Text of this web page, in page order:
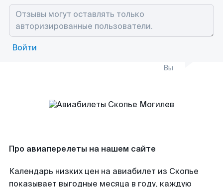
Войти
Вы
Про авиаперелеты на нашем сайте
Календарь низких цен на авиабилет из Скопье
показывает выгодные месяца в году, каждую